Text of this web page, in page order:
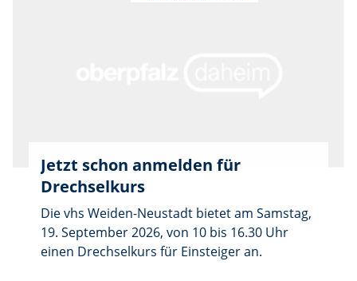
Jetzt schon anmelden für
Drechselkurs
Die vhs Weiden-Neustadt bietet am Samstag,
19. September 2026, von 10 bis 16.30 Uhr
einen Drechselkurs für Einsteiger an.